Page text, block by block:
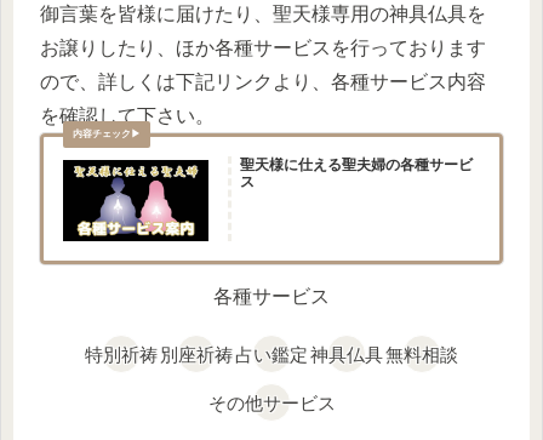
御言葉を皆様に届けたり、聖天様専用の神具仏具を
お譲りしたり、ほか各種サービスを行っております
ので、詳しくは下記リンクより、各種サービス内容
を確認して下さい。
聖天様に仕える聖夫婦の各種サービ
ス
各種サービス
特別祈祷別座祈祷占い鑑定神具仏具無料相談
その他サービス